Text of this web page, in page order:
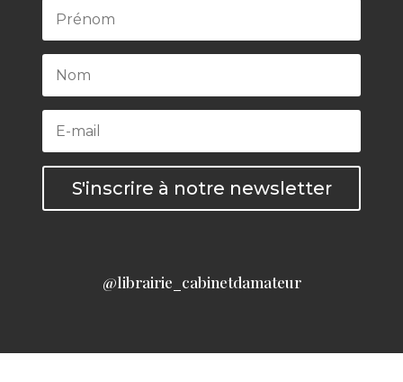
S'inscrire à notre newsletter
@librairie_cabinetdamateur